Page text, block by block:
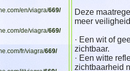
en/viagra/669/
de/viagra/669/
fr/viagra/669/
Deze
meer
· Een wit of
zichtbaar.
· Een witte
zichtbaarheid